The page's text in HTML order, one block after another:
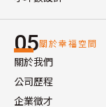
05關於幸福空間
關於我們
公司歷程
企業徵才